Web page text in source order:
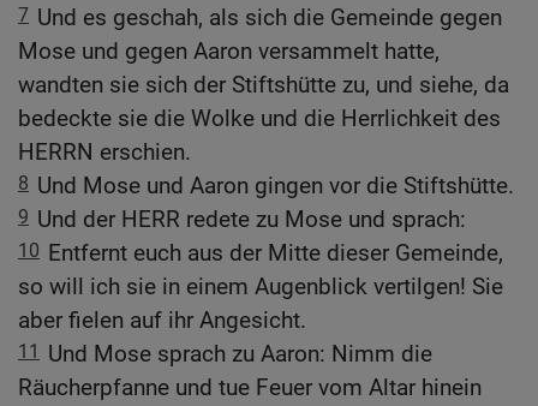
7 Und es geschah, als sich die Gemeinde gegen
Mose und gegen Aaron versammelt hatte,
wandten sie sich der Stiftshütte zu, und siehe, da
bedeckte sie die Wolke und die Herrlichkeit des
HERRN erschien.
8 Und Mose und Aaron gingen vor die Stiftshütte.
9 Und der HERR redete zu Mose und sprach:
10 Entfernt euch aus der Mitte dieser Gemeinde,
so will ich sie in einem Augenblick vertilgen! Sie
aber fielen auf ihr Angesicht.
11
Und Mose sprach zu Aaron: Nimm die
Räucherpfanne und tue Feuer vom Altar hinein